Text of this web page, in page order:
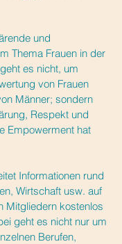
und
Thema Frauen in der
es nicht, um
von Frauen
Männer; sondern
Respekt und
Empowerment hat
Informationen rund
Wirtschaft usw. auf
Mitgliedern kostenlos
geht es nicht nur um
Berufen,